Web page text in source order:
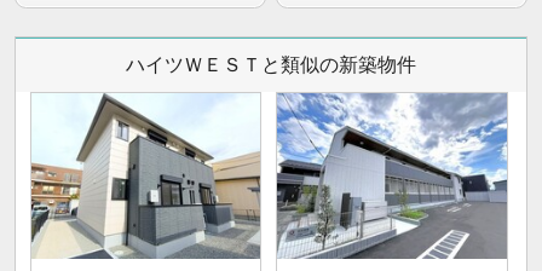
ハイツＷＥＳＴと類似の新築物件